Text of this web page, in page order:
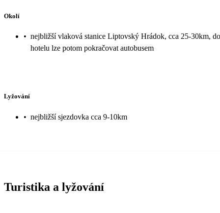
Okolí
• nejbližší vlaková stanice Liptovský Hrádok, cca 25-30km, do
hotelu lze potom pokračovat autobusem
Lyžování
• nejbližší sjezdovka cca 9-10km
Turistika a lyžování